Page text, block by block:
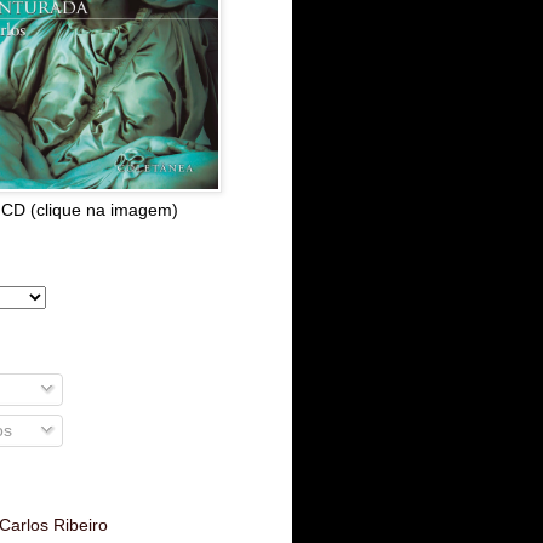
(clique na imagem)
Ribeiro